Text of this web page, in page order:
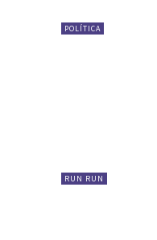
POLÍTICA
RUN RUN